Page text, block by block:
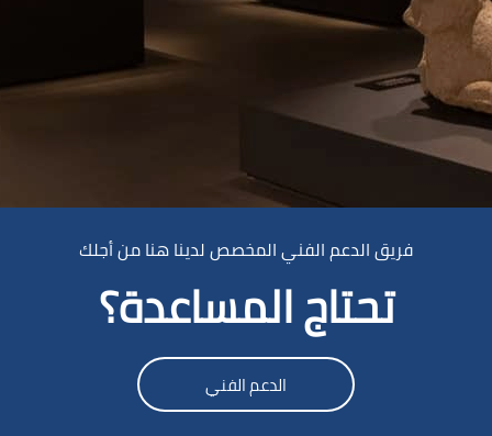
فريق الدعم الفني المخصص لدينا هنا من أجلك
تحتاج المساعدة؟
الدعم الفني